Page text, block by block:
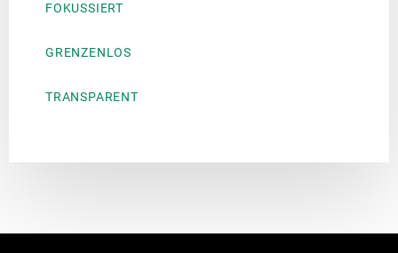
FOKUSSIERT
GRENZENLOS
TRANSPARENT